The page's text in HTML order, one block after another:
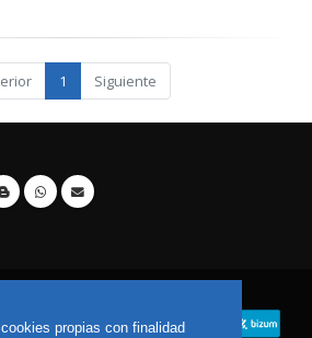
propias con finalidad
1 Siguiente